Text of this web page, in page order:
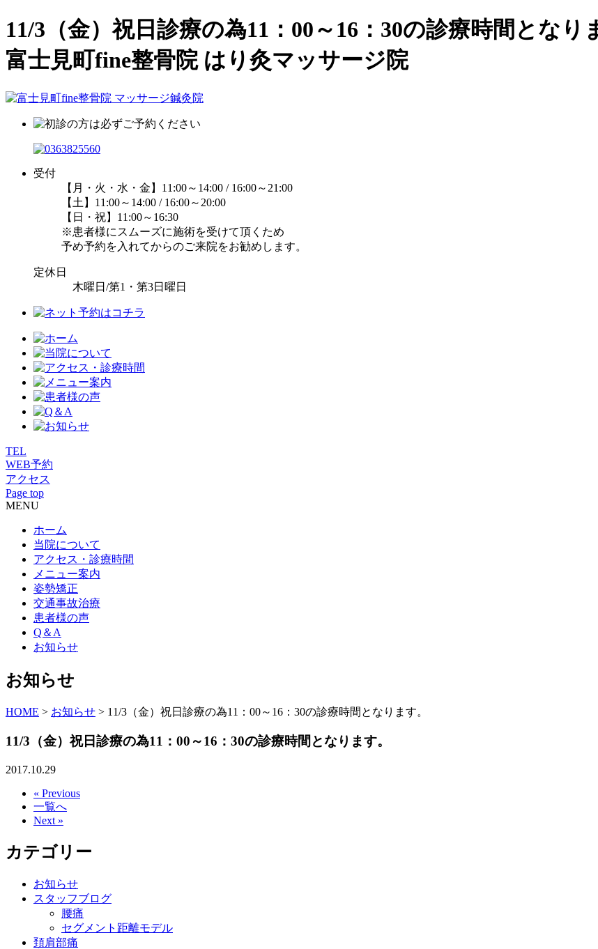
11/3（金）祝日診療の為11：00～16：30の診療時間とな
富士見町fine整骨院 はり灸マッサージ院
受付
【月・火・水・金】11:00～14:00 / 16:00～21:00
【土】11:00～14:00 / 16:00～20:00
【日・祝】11:00～16:30
※患者様にスムーズに施術を受けて頂くため
予め予約を入れてからのご来院をお勧めします。
定休日
木曜日/第1・第3日曜日
TEL
WEB予約
アクセス
Page top
MENU
ホーム
当院について
アクセス・診療時間
メニュー案内
姿勢矯正
交通事故治療
患者様の声
Q＆A
お知らせ
お知らせ
HOME > お知らせ > 11/3（金）祝日診療の為11：00～16：30の診療時間となります。
11/3（金）祝日診療の為11：00～16：30の診療時間となります。
2017.10.29
« Previous
一覧へ
Next »
カテゴリー
お知らせ
スタッフブログ
腰痛
セグメント距離モデル
頚肩部痛